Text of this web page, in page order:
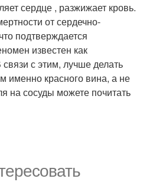
сердце , разжижает кровь.
от сердечно-
подтверждается
известен как
с этим, лучше делать
именно красного вина, а не
на сосуды можете почитать